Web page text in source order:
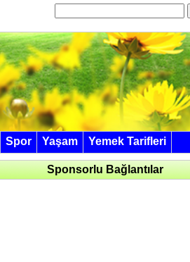
Spor Yaşam Yemek Tarifleri
Sponsorlu Bağlantılar